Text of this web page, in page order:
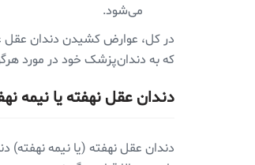
می‌شود.
در کل، عوارض کشیدن دندان عقل
که به دندان‌پزشک خود در مورد
دندان عقل نهفته یا نیمه
دندان عقل نهفته (یا نیمه نهفته)